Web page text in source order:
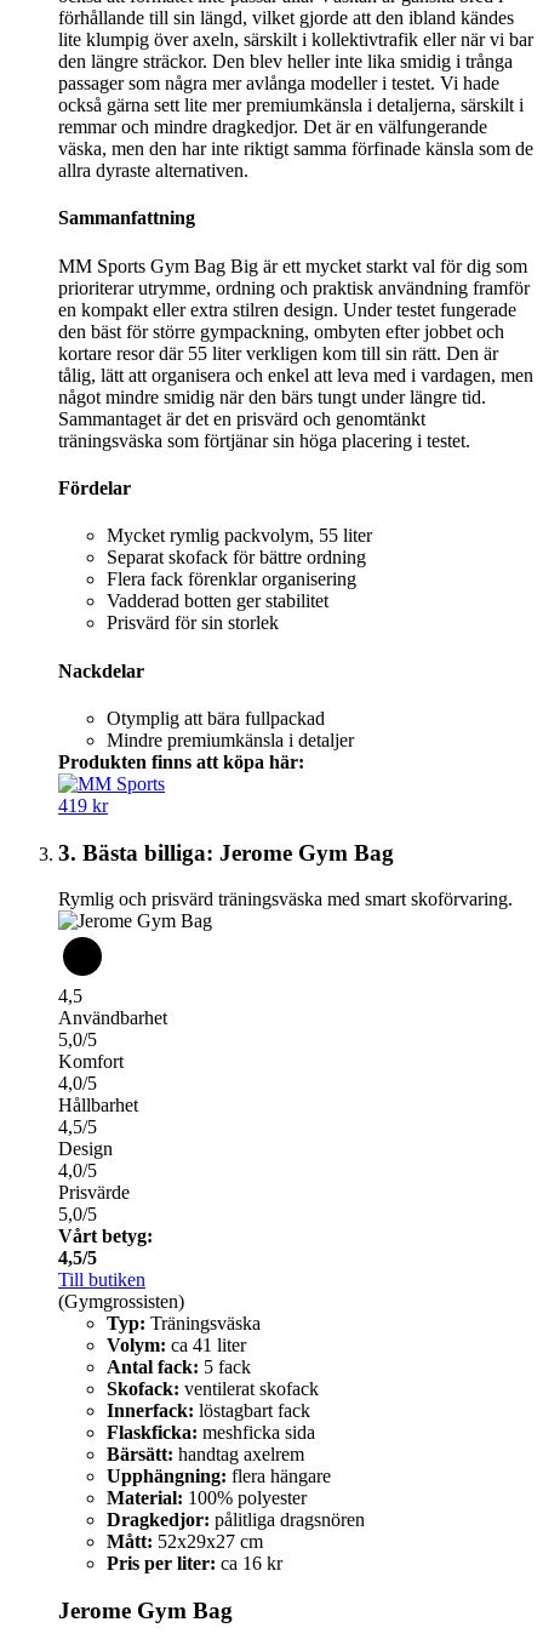
förhållande till sin längd, vilket gjorde att den ibland kändes
lite klumpig över axeln, särskilt i kollektivtrafik eller när vi bar
den längre sträckor. Den blev heller inte lika smidig i trånga
passager som några mer avlånga modeller i testet. Vi hade
också gärna sett lite mer premiumkänsla i detaljerna, särskilt i
remmar och mindre dragkedjor. Det är en välfungerande
väska, men den har inte riktigt samma förfinade känsla som de
allra dyraste alternativen.
Sammanfattning
MM Sports Gym Bag Big är ett mycket starkt val för dig som
prioriterar utrymme, ordning och praktisk användning framför
en kompakt eller extra stilren design. Under testet fungerade
den bäst för större gympackning, ombyten efter jobbet och
kortare resor där 55 liter verkligen kom till sin rätt. Den är
tålig, lätt att organisera och enkel att leva med i vardagen, men
något mindre smidig när den bärs tungt under längre tid.
Sammantaget är det en prisvärd och genomtänkt
träningsväska som förtjänar sin höga placering i testet.
Fördelar
Mycket rymlig packvolym, 55 liter
Separat skofack för bättre ordning
Flera fack förenklar organisering
Vadderad botten ger stabilitet
Prisvärd för sin storlek
Nackdelar
Otymplig att bära fullpackad
Mindre premiumkänsla i detaljer
Produkten finns att köpa här:
419 kr
3. Bästa billiga: Jerome Gym Bag
Rymlig och prisvärd träningsväska med smart skoförvaring.
4,5
Användbarhet
5,0/5
Komfort
4,0/5
Hållbarhet
4,5/5
Design
4,0/5
Prisvärde
5,0/5
Vårt betyg:
4,5/5
Till butiken
(Gymgrossisten)
Typ: Träningsväska
Volym: ca 41 liter
Antal fack: 5 fack
Skofack: ventilerat skofack
Innerfack: löstagbart fack
Flaskficka: meshficka sida
Bärsätt: handtag axelrem
Upphängning: flera hängare
Material: 100% polyester
Dragkedjor: pålitliga dragsnören
Mått: 52x29x27 cm
Pris per liter: ca 16 kr
Jerome Gym Bag